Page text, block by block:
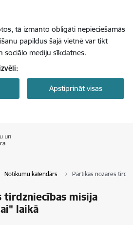
tā izmanto obligāti nepieciešamās
papildus šajā vietnē var tikt
sociālo mediju sīkdatnes.
Apstiprināt visas
Notikumu kalendārs Pārtikas nozares
tirdzniecības misija
laikā